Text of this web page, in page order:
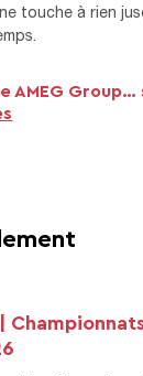
touche à rien
AMEG